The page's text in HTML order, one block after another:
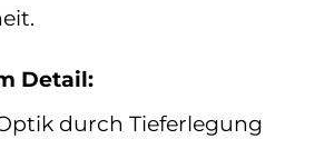
Detail:
durch Tieferlegung